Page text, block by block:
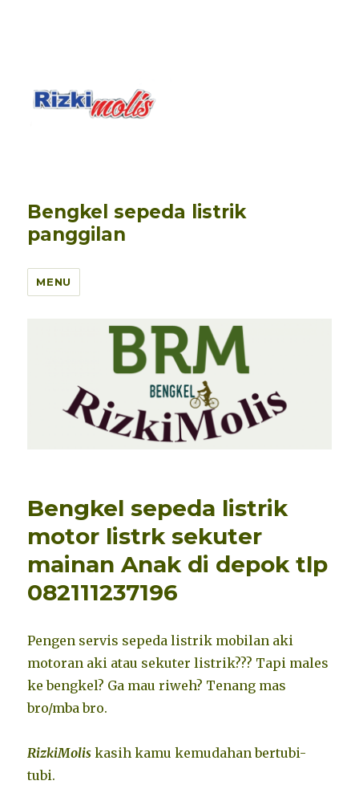
Bengkel sepeda listrik
panggilan
MENU
Bengkel sepeda listrik
motor listrk sekuter
mainan Anak di depok tlp
082111237196
Pengen servis sepeda listrik mobilan aki
motoran aki atau sekuter listrik??? Tapi males
ke bengkel? Ga mau riweh? Tenang mas
bro/mba bro.
RizkiMoliskasih kamu kemudahan bertubi-
tubi.